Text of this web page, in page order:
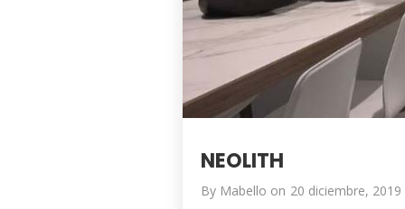
NEOLITH
By Mabello on 20 diciembre, 2019